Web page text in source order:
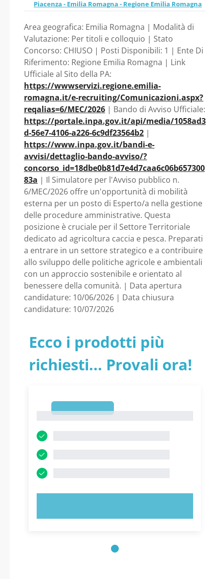
profilo professionale
Esperto/a gestione
procedure
amministrative,
ambito di ruolo Fondi
nazionali/europei/int
ernazionali presso il
Settore Territoriale
agricoltura, caccia e
pesca della Direzione
generale Agricoltura,
caccia e pesca, con
sede in Piacenza -
Regione Emilia
Romagna
nazionali/europei/interna
zionali presso il Settore
Territoriale agricoltura,
caccia e pesca della
Direzione generale
Agricoltura, caccia e
pesca, con sede in
Piacenza - Emilia
Romagna - Regione Emilia
Romagna
Piacenza - Emilia Romagna - Regione Emilia Romagna
Area geografica: Emilia Romagna | Modalità di
Valutazione: Per titoli e colloquio | Stato
Concorso: CHIUSO | Posti Disponibili: 1 | Ente Di
Riferimento: Regione Emilia Romagna | Link
Ufficiale al Sito della PA:
https://wwwservizi.regione.emilia-
romagna.it/e-recruiting/Comunicazioni.aspx?
reqalias=6/MEC/2026 | Bando di Avviso Ufficiale:
https://portale.inpa.gov.it/api/media/1058ad3
d-56e7-4106-a226-6c9df23564b2 |
https://www.inpa.gov.it/bandi-e-
avvisi/dettaglio-bando-avviso/?
concorso_id=18dbe0b81d7e4d7caa6c06b657300
83a | Il Simulatore per l'Avviso pubblico n.
6/MEC/2026 offre un'opportunità di mobilità
esterna per un posto di Esperto/a nella gestione
delle procedure amministrative. Questa
posizione è cruciale per il Settore Territoriale
dedicato ad agricoltura caccia e pesca. Preparati
a entrare in un settore strategico e a contribuire
allo sviluppo delle politiche agricole e ambientali
con un approccio sostenibile e orientato al
benessere della comunità. | Data apertura
candidature: 10/06/2026 | Data chiusura
candidature: 10/07/2026
Ecco i prodotti più
richiesti... Provali ora!